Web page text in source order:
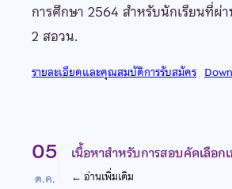
การศึกษา 2564 สำหรับนักเรียนที่ผ่
2 สอวน.
รายละเอียดและคุณสมบัติการรับสมัคร
05
ต.ค.
เนื้อหาสำหรับการสอบคัดเลือก
← อ่านเพิ่มเติม